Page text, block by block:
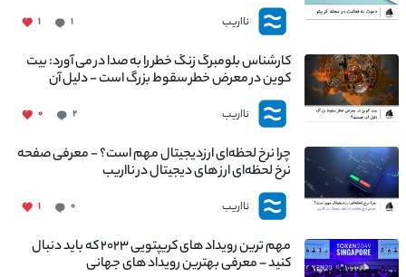
نااریب ۱ ۱
کارشناس بلومبرگ زنگ خطر را به صدا در می آورد: بیت
کوین در معرض خطر سقوط بزرگ است - دلیل آن
چیست؟
نااریب ۲ ۰
چرا نرخ لحظه‌ای ارزدیجیتال مهم است؟ - معرفی صفحه
نرخ لحظه‌ای ارز های دیجیتال در نااریب
نااریب ۰ ۱
مهم ترین رویداد های کریپتویی ۲۰۲۳ که باید دنبال
کنید – معرفی بهترین رویداد های جهانی